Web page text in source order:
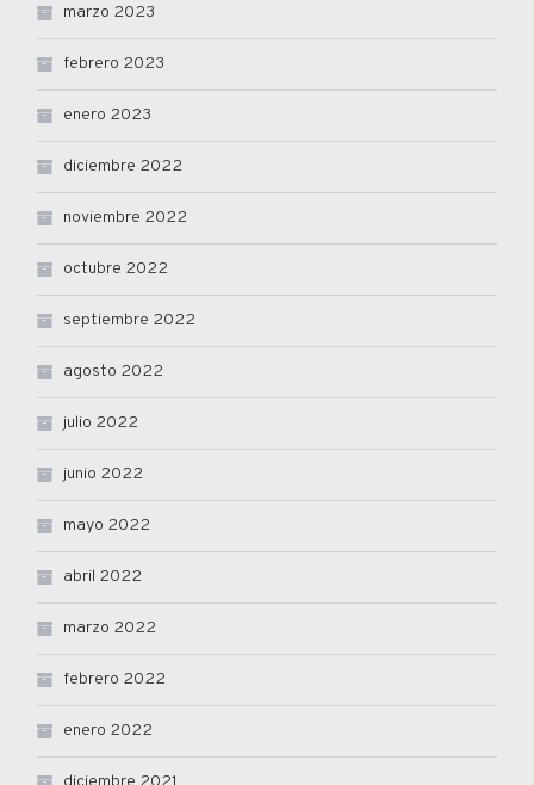
marzo 2023
febrero 2023
enero 2023
diciembre 2022
noviembre 2022
octubre 2022
septiembre 2022
agosto 2022
julio 2022
junio 2022
mayo 2022
abril 2022
marzo 2022
febrero 2022
enero 2022